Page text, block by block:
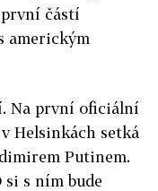
částí
americkým
Na první oficiální
Helsinkách setká
Putinem.
si s ním bude